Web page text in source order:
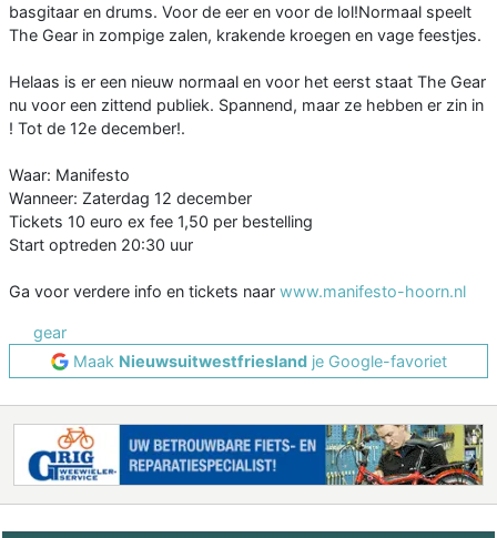
basgitaar en drums. Voor de eer en voor de lol!Normaal speelt
The Gear in zompige zalen, krakende kroegen en vage feestjes.
Helaas is er een nieuw normaal en voor het eerst staat The Gear
nu voor een zittend publiek. Spannend, maar ze hebben er zin in
! Tot de 12e december!.
Waar: Manifesto
Wanneer: Zaterdag 12 december
Tickets 10 euro ex fee 1,50 per bestelling
Start optreden 20:30 uur
Ga voor verdere info en tickets naar www.manifesto-hoorn.nl
gear
Maak Nieuwsuitwestfrieslandje Google-favoriet